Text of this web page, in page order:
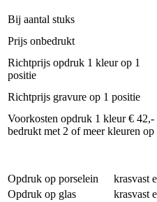
Bij aantal stuks
Prijs onbedrukt
Richtprijs opdruk 1 kleur op 1
positie
Richtprijs gravure op 1 positie
Voorkosten opdruk 1 kleur €
bedrukt met 2 of meer kleuren op
Opdruk op porselein
krasvast
Opdruk op glas
krasvast